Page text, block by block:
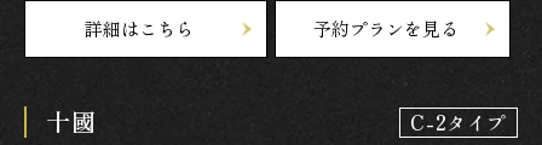
詳細はこちら 予約プランを見る
十國 C-2タイプ